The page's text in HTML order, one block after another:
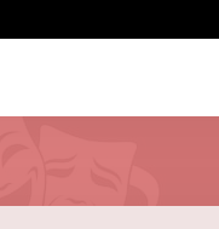
ДРУГОЕ